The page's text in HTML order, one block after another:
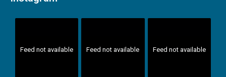
Feed not available Feed not available Feed not available